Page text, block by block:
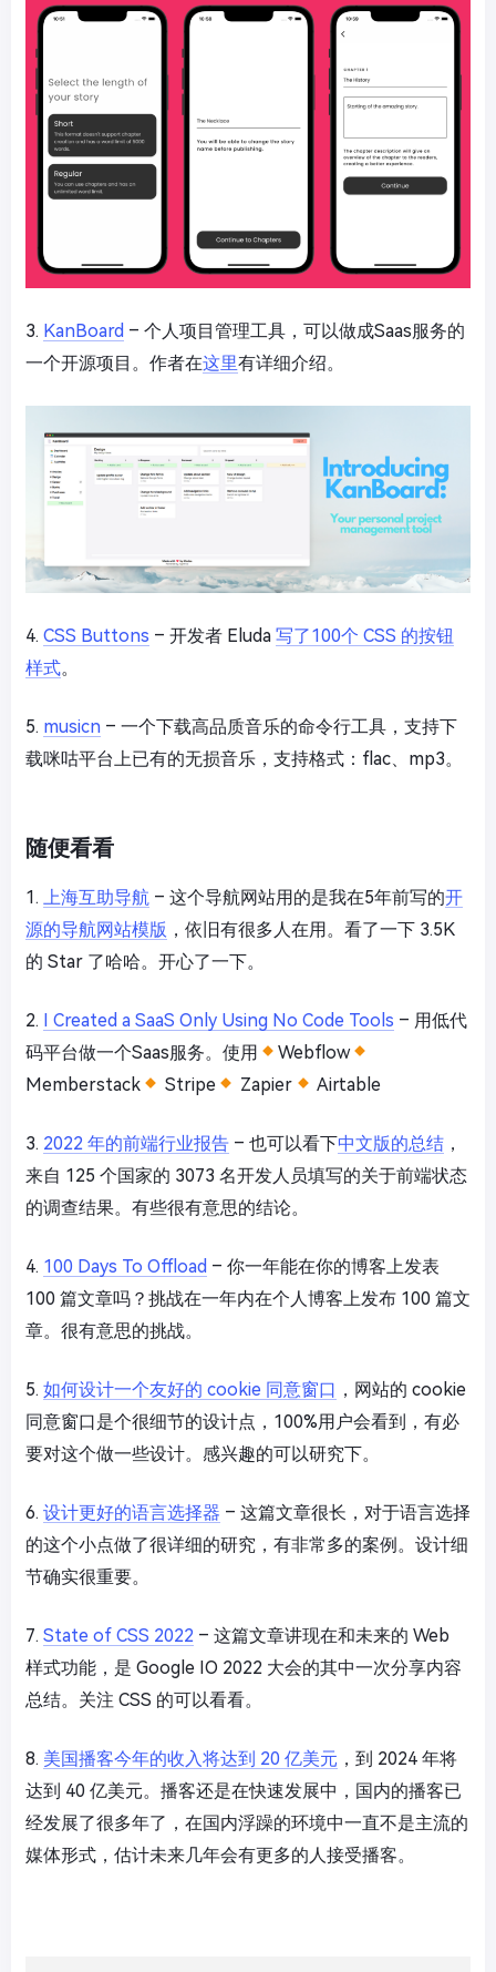
3. KanBoard – 个人项目管理工具，可以做成Saas服务的
一个开源项目。作者在这里有详细介绍。
4. CSS Buttons – 开发者 Eluda 写了100个 CSS 的按钮
样式。
5. musicn – 一个下载高品质音乐的命令行工具，支持下
载咪咕平台上已有的无损音乐，支持格式：flac、mp3。
随便看看
1. 上海互助导航 – 这个导航网站用的是我在5年前写的开
源的导航网站模版 ，依旧有很多人在用。看了一下 3.5K
的 Star 了哈哈。开心了一下。
2. I Created a SaaS Only Using No Code Tools – 用低代
码平台做一个Saas服务。使用
Webflow
Memberstack
Stripe Zapier Airtable
3. 2022 年的前端行业报告 – 也可以看下中文版的总结 ，
来自 125 个国家的 3073 名开发人员填写的关于前端状态
的调查结果。有些很有意思的结论。
4. 100 Days To Offload – 你一年能在你的博客上发表
100 篇文章吗？挑战在一年内在个人博客上发布 100 篇文
章。很有意思的挑战。
5. 如何设计一个友好的 cookie 同意窗口 ，网站的 cookie
同意窗口是个很细节的设计点，100%用户会看到，有必
要对这个做一些设计。感兴趣的可以研究下。
6. 设计更好的语言选择器 – 这篇文章很长，对于语言选择
的这个小点做了很详细的研究，有非常多的案例。设计细
节确实很重要。
7. State of CSS 2022 – 这篇文章讲现在和未来的 Web
样式功能，是 Google IO 2022 大会的其中一次分享内容
总结。关注 CSS 的可以看看。
8. 美国播客今年的收入将达到 20 亿美元 ，到 2024 年将
达到 40 亿美元。播客还是在快速发展中，国内的播客已
经发展了很多年了，在国内浮躁的环境中一直不是主流的
媒体形式，估计未来几年会有更多的人接受播客。